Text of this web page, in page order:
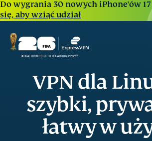
Do wygrania 30 nowych iPhone'ów
się, aby wziąć udział
VPN dla
szybki,
łatwy w